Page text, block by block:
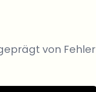
von Fehler